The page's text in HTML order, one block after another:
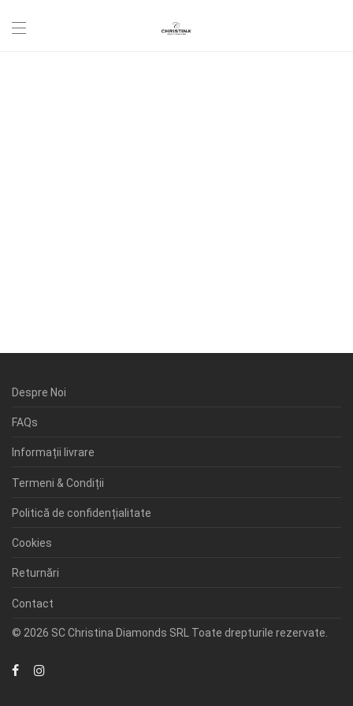
Despre Noi
FAQs
Informații livrare
Termeni & Condiții
Politică de confidențialitate
Cookies
Returnări
Contact
© 2026 SC Christina Diamonds SRL Toate drepturile rezervate.